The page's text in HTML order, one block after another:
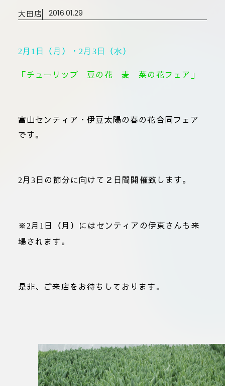
大田店 2016.01.29
2月 1 日（月）・ 2月 3日（水）
「チューリップ 豆の花 麦 菜の花フェア」
富山センティア・伊豆太陽の春の花合同フェア
です。
2月 3日の節分に向けて２日間開催致します。
※ 2月 1 日（月）にはセンティアの伊東さんも来
場されます。
是非、ご来店をお待ちしております。
大田新店
川崎加工部
お問い合わ
EN
official instagram
shokubutsu zufu